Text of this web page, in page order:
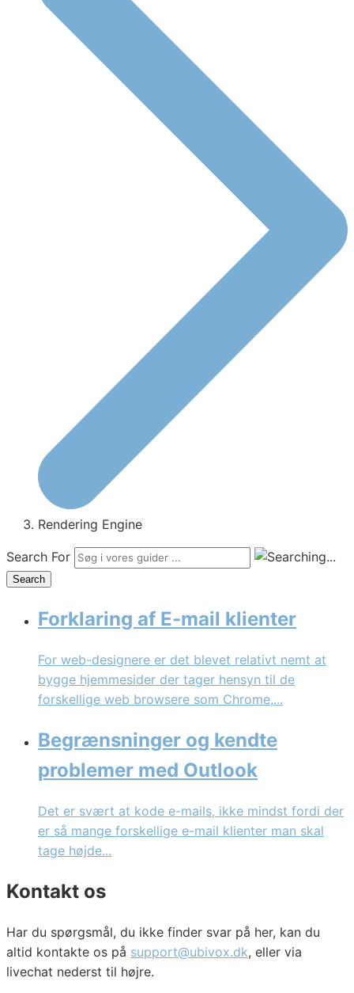
Rendering Engine
Search For
Search
Forklaring af E-mail klienter
For web-designere er det blevet relativt nemt at
bygge hjemmesider der tager hensyn til de
forskellige web browsere som Chrome,...
Begrænsninger og kendte
problemer med Outlook
Det er svært at kode e-mails, ikke mindst fordi der
er så mange forskellige e-mail klienter man skal
tage højde...
Kontakt os
Har du spørgsmål, du ikke finder svar på her, kan du
altid kontakte os på support@ubivox.dk, eller via
livechat nederst til højre.